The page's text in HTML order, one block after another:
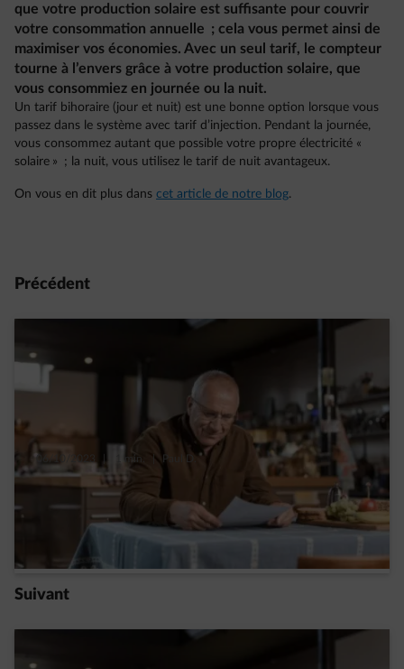
que votre production solaire est suffisante pour couvrir
votre consommation annuelle ; cela vous permet ainsi de
maximiser vos économies. Avec un seul tarif, le compteur
tourne à l’envers grâce à votre production solaire, que
vous consommiez en journée ou la nuit.
Un tarif bihoraire (jour et nuit) est une bonne option lorsque vous
passez dans le système avec tarif d’injection. Pendant la journée,
vous consommez autant que possible votre propre électricité «
solaire » ; la nuit, vous utilisez le tarif de nuit avantageux.
On vous en dit plus dans cet article de notre blog.
Précédent
06/10/2023 1 min. | Paul D.
Bruxelles et panneaux solaires : comment
mieux comprendre votre facture ?
Read more
Suivant